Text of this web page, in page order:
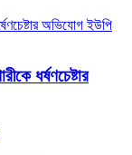
ধর্ষণচেষ্টার